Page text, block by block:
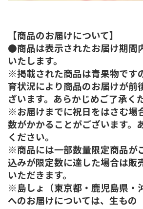
【商品のお届けについて】
●商品は表示されたお届け期間
いたします。
※掲載された商品は青果物です
育状況により商品のお届けが前
ざいます。あらかじめご了承く
※お届けまでに祝日をはさむ場
数がかかることがございます。
ください。
※商品には一部数量限定商品が
込みが限定数に達した場合は販
いただきます。
※島しょ（東京都・鹿児島県・
へのお届けについては、生もの